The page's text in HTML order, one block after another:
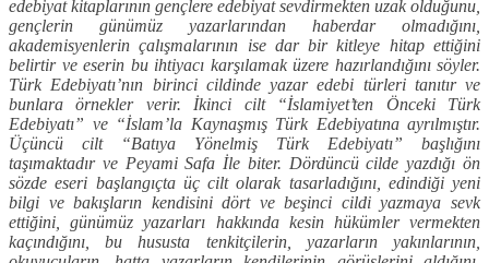
edebiyat kitaplarının gençlere edebiyat sevdirmekten uzak olduğunu,
gençlerin günümüz yazarlarından haberdar olmadığını,
akademisyenlerin çalışmalarının ise dar bir kitleye hitap ettiğini
belirtir ve eserin bu ihtiyacı karşılamak üzere hazırlandığını söyler.
Türk Edebiyatı’nın birinci cildinde yazar edebi türleri tanıtır ve
bunlara örnekler verir. İkinci cilt “İslamiyet’ten Önceki Türk
Edebiyatı” ve “İslam’la Kaynaşmış Türk Edebiyatına ayrılmıştır.
Üçüncü cilt “Batıya Yönelmiş Türk Edebiyatı” başlığını
taşımaktadır ve Peyami Safa İle biter. Dördüncü cilde yazdığı ön
sözde eseri başlangıçta üç cilt olarak tasarladığını, edindiği yeni
bilgi ve bakışların kendisini dört ve beşinci cildi yazmaya sevk
ettiğini, günümüz yazarları hakkında kesin hükümler vermekten
kaçındığını, bu hususta tenkitçilerin, yazarların yakınlarının,